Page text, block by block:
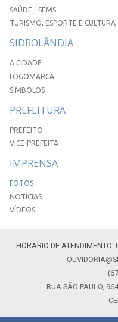
SAÚDE - SEMS
TURISMO, ESPORTE E CULTURA
SIDROLÂNDIA
A CIDADE
LOGOMARCA
SÍMBOLOS
PREFEITURA
PREFEITO
VICE-PREFEITA
IMPRENSA
FOTOS
NOTÍCIAS
VÍDEOS
HORÁRIO DE
RUA SÃO PAULO,